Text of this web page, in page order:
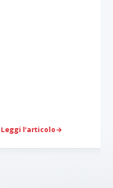
Leggi l’articolo→